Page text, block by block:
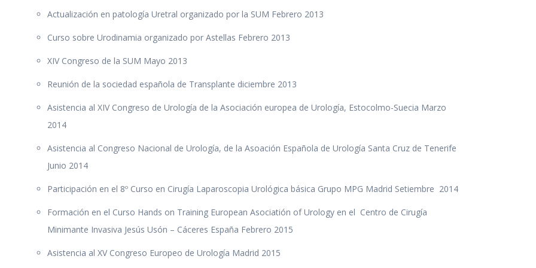
Actualización en patología Uretral organizado por la SUM Febrero 2013
Curso sobre Urodinamia organizado por Astellas Febrero 2013
XIV Congreso de la SUM Mayo 2013
Reunión de la sociedad española de Transplante diciembre 2013
Asistencia al XIV Congreso de Urología de la Asociación europea de Urología, Estocolmo-Suecia Marzo
2014
Asistencia al Congreso Nacional de Urología, de la Asoación Española de Urología Santa Cruz de Tenerife
Junio 2014
Participación en el 8º Curso en Cirugía Laparoscopia Urológica básica Grupo MPG Madrid Setiembre 2014
Formación en el Curso Hands on Training European Asociatión of Urology en el Centro de Cirugía
Minimante Invasiva Jesús Usón – Cáceres España Febrero 2015
Asistencia al XV Congreso Europeo de Urología Madrid 2015